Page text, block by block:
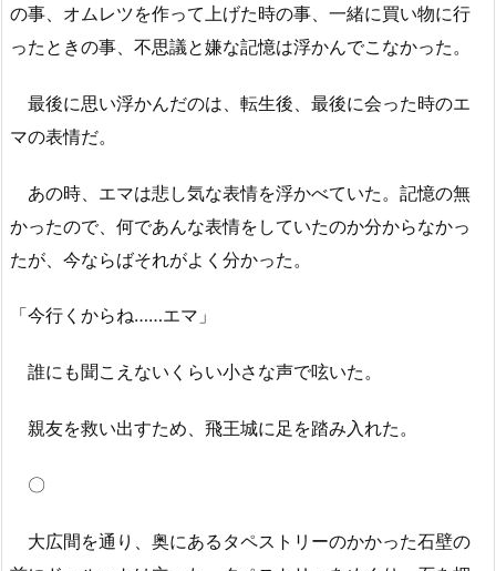
の事、オムレツを作って上げた時の事、一緒に買い物に行
ったときの事、不思議と嫌な記憶は浮かんでこなかった。
最後に思い浮かんだのは、転生後、最後に会った時のエ
マの表情だ。
あの時、エマは悲し気な表情を浮かべていた。記憶の無
かったので、何であんな表情をしていたのか分からなかっ
たが、今ならばそれがよく分かった。
「今行くからね……エマ」
誰にも聞こえないくらい小さな声で呟いた。
親友を救い出すため、飛王城に足を踏み入れた。
〇
大広間を通り、奥にあるタペストリーのかかった石壁の